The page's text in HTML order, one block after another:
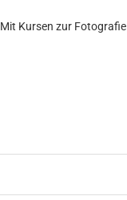
Mit Kursen zur Fotografie